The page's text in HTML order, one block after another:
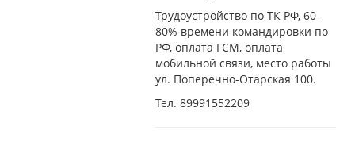
Трудоустройство по ТК РФ, 60-
80% времени командировки по
РФ, оплата ГСМ, оплата
мобильной связи, место работы
ул. Поперечно-Отарская 100.
Тел. 89991552209